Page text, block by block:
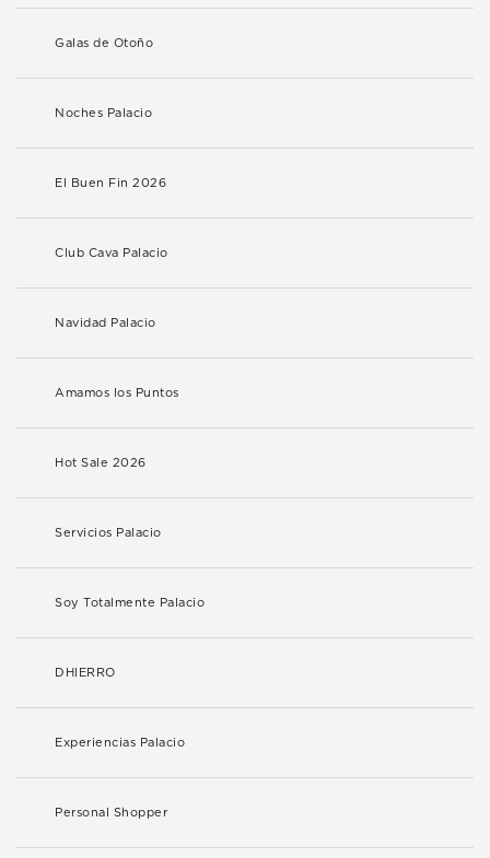
Galas de Otoño
Noches Palacio
El Buen Fin 2026
Club Cava Palacio
Navidad Palacio
Amamos los Puntos
Hot Sale 2026
Servicios Palacio
Soy Totalmente Palacio
DHIERRO
Experiencias Palacio
Personal Shopper